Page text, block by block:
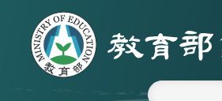
跳到主要內容區塊